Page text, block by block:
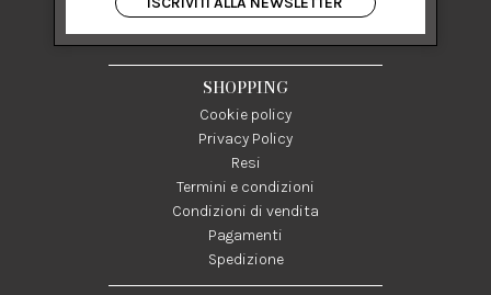
84122 Salerno Italia
P IVA 03024950655
SHOPPING
Cookie policy
Privacy Policy
Resi
Termini e condizioni
Condizioni di vendita
Pagamenti
Spedizione